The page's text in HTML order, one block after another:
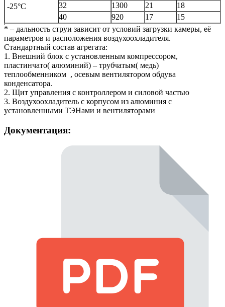
-25°C
32
1300 21
18
40
920 17
15
* – дальность струи зависит от условий загрузки камеры, её
параметров и расположения воздухоохладителя.
Стандартный состав агрегата:
1. Внешний блок с установленным компрессором,
пластинчато( алюминий) – трубчатым( медь)
теплообменником , осевым вентилятором обдува
конденсатора.
2. Щит управления с контроллером и силовой частью
3. Воздухоохладитель с корпусом из алюминия с
установленными ТЭНами и вентиляторами
Документация: